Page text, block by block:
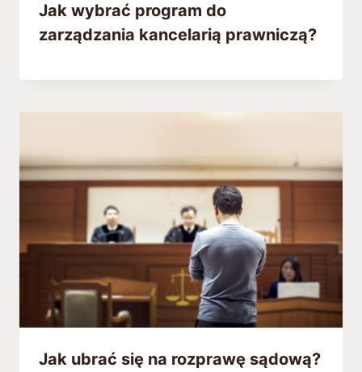
Jak wybrać program do
zarządzania kancelarią prawniczą?
Jak ubrać się na rozprawę sądową?